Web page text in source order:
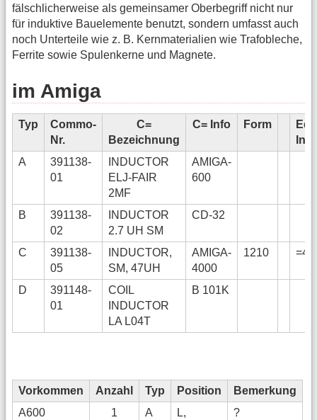
fälschlicherweise als gemeinsamer Oberbegriff nicht nur
für induktive Bauelemente benutzt, sondern umfasst auch
noch Unterteile wie z. B. Kernmaterialien wie Trafobleche,
Ferrite sowie Spulenkerne und Magnete.
im Amiga
Typ
Commo-
Nr.
C=
Bezeichnung
C= Info Form
Info
A
391138-
01
INDUCTOR
ELJ-FAIR
2MF
AMIGA-
600
B
391138-
02
INDUCTOR
2.7 UH SM
CD-32
C
391138-
05
INDUCTOR,
SM, 47UH
AMIGA-
4000
1210
D
391148-
01
COIL
INDUCTOR
LA L04T
B 101K
Vorkommen Anzahl Typ Position
Bemerkung
A600
1 A L,
?